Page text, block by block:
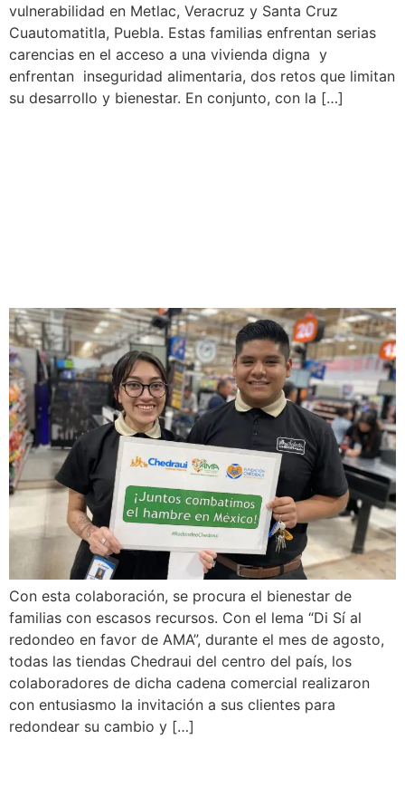
vulnerabilidad en Metlac, Veracruz y Santa Cruz
Cuautomatitla, Puebla. Estas familias enfrentan serias
carencias en el acceso a una vivienda digna y
enfrentan inseguridad alimentaria, dos retos que limitan
su desarrollo y bienestar. En conjunto, con la […]
Con esta colaboración, se procura el bienestar de
familias con escasos recursos. Con el lema “Di Sí al
redondeo en favor de AMA”, durante el mes de agosto,
todas las tiendas Chedraui del centro del país, los
colaboradores de dicha cadena comercial realizaron
con entusiasmo la invitación a sus clientes para
redondear su cambio y […]